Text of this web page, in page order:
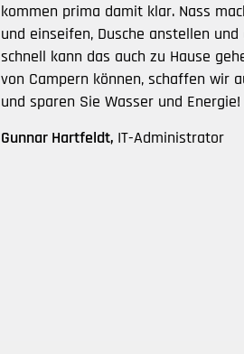
kommen prima damit klar. Nass
und einseifen, Dusche anstellen
schnell kann das auch zu Hause
von Campern können, schaffen wir
und sparen Sie Wasser und Energie!
Gunnar Hartfeldt, IT-Administrator